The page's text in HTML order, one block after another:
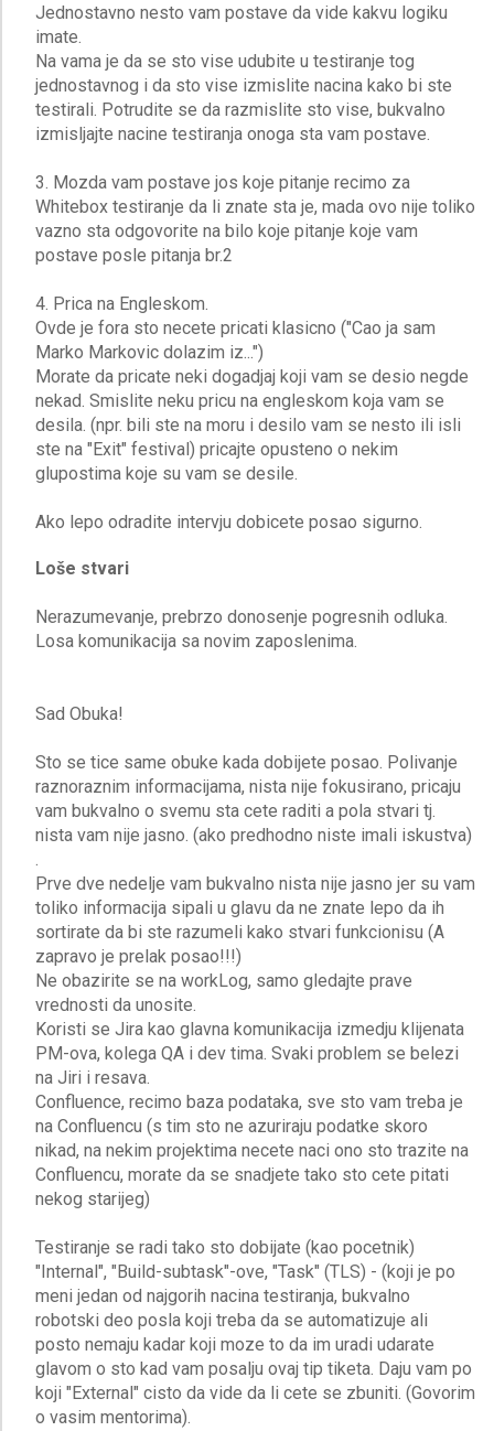
Jednostavno nesto vam postave da vide kakvu logiku
imate.
Na vama je da se sto vise udubite u testiranje tog
jednostavnog i da sto vise izmislite nacina kako bi ste
testirali. Potrudite se da razmislite sto vise, bukvalno
izmisljajte nacine testiranja onoga sta vam postave.
3. Mozda vam postave jos koje pitanje recimo za
Whitebox testiranje da li znate sta je, mada ovo nije toliko
vazno sta odgovorite na bilo koje pitanje koje vam
postave posle pitanja br.2
4. Prica na Engleskom.
Ovde je fora sto necete pricati klasicno ("Cao ja sam
Marko Markovic dolazim iz...")
Morate da pricate neki dogadjaj koji vam se desio negde
nekad. Smislite neku pricu na engleskom koja vam se
desila. (npr. bili ste na moru i desilo vam se nesto ili isli
ste na "Exit" festival) pricajte opusteno o nekim
glupostima koje su vam se desile.
Loše stvari
Nerazumevanje, prebrzo donosenje pogresnih odluka.
Losa komunikacija sa novim zaposlenima.
Sad Obuka!
Sto se tice same obuke kada dobijete posao. Polivanje
raznoraznim informacijama, nista nije fokusirano, pricaju
vam bukvalno o svemu sta cete raditi a pola stvari tj.
nista vam nije jasno. (ako predhodno niste imali iskustva)
Prve dve nedelje vam bukvalno nista nije jasno jer su vam
toliko informacija sipali u glavu da ne znate lepo da ih
sortirate da bi ste razumeli kako stvari funkcionisu (A
zapravo je prelak posao!!!)
Ne obazirite se na workLog, samo gledajte prave
vrednosti da unosite.
Koristi se Jira kao glavna komunikacija izmedju klijenata
PM-ova, kolega QA i dev tima. Svaki problem se belezi
na Jiri i resava.
Confluence, recimo baza podataka, sve sto vam treba je
na Confluencu (s tim sto ne azuriraju podatke skoro
nikad, na nekim projektima necete naci ono sto trazite na
Confluencu, morate da se snadjete tako sto cete pitati
nekog starijeg)
Testiranje se radi tako sto dobijate (kao pocetnik)
"Internal", "Build-subtask"-ove, "Task" (TLS) - (koji je po
meni jedan od najgorih nacina testiranja, bukvalno
robotski deo posla koji treba da se automatizuje ali
posto nemaju kadar koji moze to da im uradi udarate
glavom o sto kad vam posalju ovaj tip tiketa. Daju vam po
koji "External" cisto da vide da li cete se zbuniti. (Govorim
o vasim mentorima).